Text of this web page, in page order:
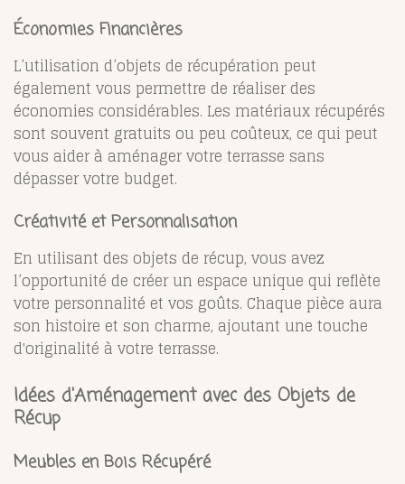
Économies Financières
L’utilisation d’objets de récupération peut
également vous permettre de réaliser des
économies considérables. Les matériaux récupérés
sont souvent gratuits ou peu coûteux, ce qui peut
vous aider à aménager votre terrasse sans
dépasser votre budget.
Créativité et Personnalisation
En utilisant des objets de récup, vous avez
l’opportunité de créer un espace unique qui reflète
votre personnalité et vos goûts. Chaque pièce aura
son histoire et son charme, ajoutant une touche
d'originalité à votre terrasse.
Idées d'Aménagement avec des Objets de
Récup
Meubles en Bois Récupéré